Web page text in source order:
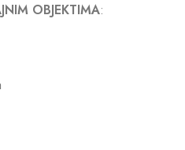
OBJEKTIMA: